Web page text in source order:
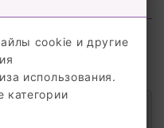
cookie и другие
использования.
школы №7: